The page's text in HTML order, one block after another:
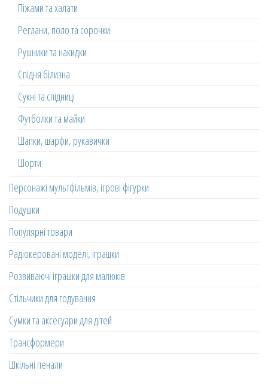
Піжами та халати
Реглани, поло та сорочки
Рушники та накидки
Спідня білизна
Сукні та спідниці
Футболки та майки
Шапки, шарфи, рукавички
Шорти
Персонажі мультфільмів, ігрові фігурки
Подушки
Популярні товари
Радіокеровані моделі, іграшки
Розвиваючі іграшки для малюків
Стільчики для годування
Сумки та аксесуари для дітей
Трансформери
Шкільні пенали